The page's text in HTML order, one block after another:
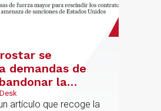
se
demandas de
la
hoteles
artículo que recoge la